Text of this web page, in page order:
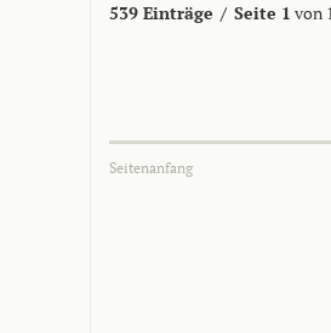
539 Einträge / Seite 1 von
Seitenanfang